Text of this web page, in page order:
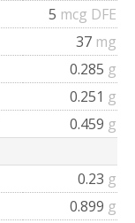
5 mcg DFE
37 mg
0.285 g
0.251 g
0.459 g
0.23 g
0.899 g